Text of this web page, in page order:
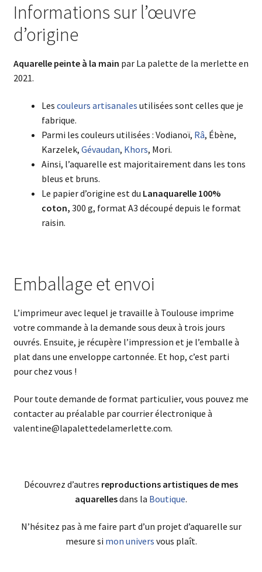
Informations sur l’œuvre
d’origine
Aquarelle peinte à la main par La palette de la merlette en
2021.
Les couleurs artisanales utilisées sont celles que je
fabrique.
Parmi les couleurs utilisées : Vodianoï, Râ, Ébène,
Karzelek, Gévaudan, Khors, Mori.
Ainsi, l’aquarelle est majoritairement dans les tons
bleus et bruns.
Le papier d’origine est du Lanaquarelle 100%
coton, 300 g, format A3 découpé depuis le format
raisin.
Emballage et envoi
L’imprimeur avec lequel je travaille à Toulouse imprime
votre commande à la demande sous deux à trois jours
ouvrés. Ensuite, je récupère l’impression et je l’emballe à
plat dans une enveloppe cartonnée. Et hop, c’est parti
pour chez vous !
Pour toute demande de format particulier, vous pouvez me
contacter au préalable par courrier électronique à
valentine@lapalettedelamerlette.com.
Découvrez d’autres reproductions artistiques de mes
aquarellesdans la Boutique.
N’hésitez pas à me faire part d’un projet d’aquarelle sur
mesure si mon univers vous plaît.